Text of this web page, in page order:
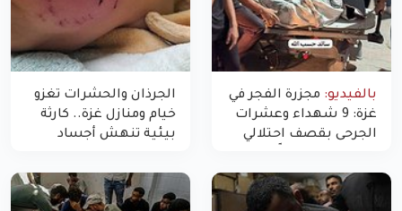
بالفيديو: مجزرة الفجر في
غزة: 9 شهداء وعشرات
الجرحى بقصف احتلالي
الجرذان والحشرات تغزو
خيام ومنازل غزة.. كارثة
بيئية تنهش أجساد